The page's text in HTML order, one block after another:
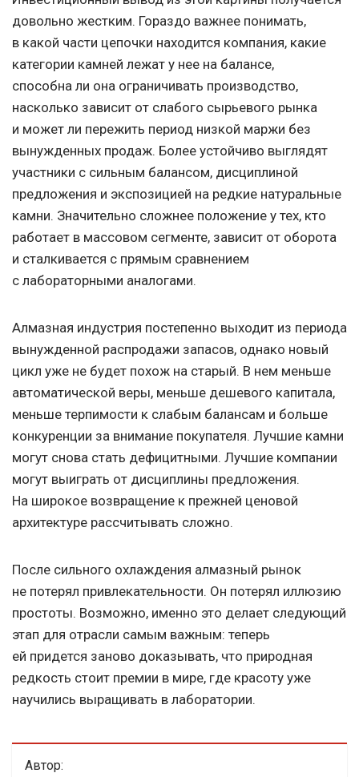
довольно жестким. Гораздо важнее понимать,
в какой части цепочки находится компания, какие
категории камней лежат у нее на балансе,
способна ли она ограничивать производство,
насколько зависит от слабого сырьевого рынка
и может ли пережить период низкой маржи без
вынужденных продаж. Более устойчиво выглядят
участники с сильным балансом, дисциплиной
предложения и экспозицией на редкие натуральные
камни. Значительно сложнее положение у тех, кто
работает в массовом сегменте, зависит от оборота
и сталкивается с прямым сравнением
с лабораторными аналогами.
Алмазная индустрия постепенно выходит из периода
вынужденной распродажи запасов, однако новый
цикл уже не будет похож на старый. В нем меньше
автоматической веры, меньше дешевого капитала,
меньше терпимости к слабым балансам и больше
конкуренции за внимание покупателя. Лучшие камни
могут снова стать дефицитными. Лучшие компании
могут выиграть от дисциплины предложения.
На широкое возвращение к прежней ценовой
архитектуре рассчитывать сложно.
После сильного охлаждения алмазный рынок
не потерял привлекательности. Он потерял иллюзию
простоты. Возможно, именно это делает следующий
этап для отрасли самым важным: теперь
ей придется заново доказывать, что природная
редкость стоит премии в мире, где красоту уже
научились выращивать в лаборатории.
Автор: